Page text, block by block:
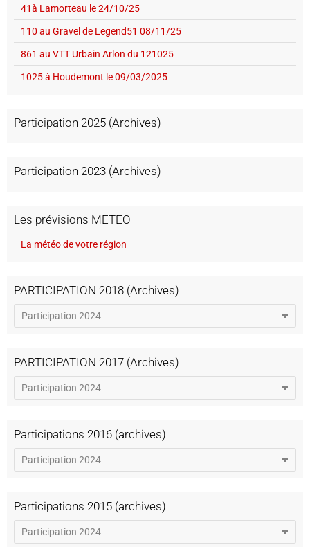
41à Lamorteau le 24/10/25
110 au Gravel de Legend51 08/11/25
861 au VTT Urbain Arlon du 121025
1025 à Houdemont le 09/03/2025
Participation 2025 (Archives)
Participation 2023 (Archives)
Les prévisions METEO
La météo de votre région
PARTICIPATION 2018 (Archives)
PARTICIPATION 2017 (Archives)
Participations 2016 (archives)
Participations 2015 (archives)